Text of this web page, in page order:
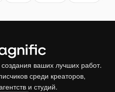
ваших лучших работ.
среди креаторов,
и студий.